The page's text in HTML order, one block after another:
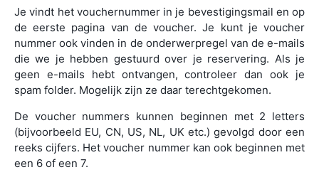
Je vindt het vouchernummer in je bevestigingsmail en op
de eerste pagina van de voucher. Je kunt je voucher
nummer ook vinden in de onderwerpregel van de e-mails
die we je hebben gestuurd over je reservering. Als je
geen e-mails hebt ontvangen, controleer dan ook je
spam folder. Mogelijk zijn ze daar terechtgekomen.
De voucher nummers kunnen beginnen met 2 letters
(bijvoorbeeld EU, CN, US, NL, UK etc.) gevolgd door een
reeks cijfers. Het voucher nummer kan ook beginnen met
een 6 of een 7.